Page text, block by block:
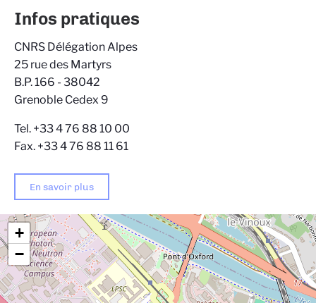
+
−
Infos pratiques
CNRS Délégation Alpes
25 rue des Martyrs
B.P. 166 - 38042
Grenoble Cedex 9
Tel. +33 4 76 88 10 00
Fax. +33 4 76 88 11 61
En savoir plus